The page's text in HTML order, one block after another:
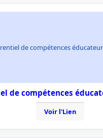
de compétences
de compétences
Voir l'Lien